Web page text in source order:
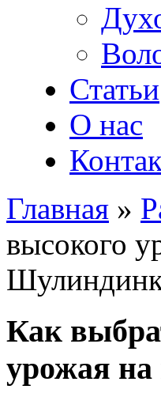
Статьи
О нас
Главная »
высокого
Как
урожая